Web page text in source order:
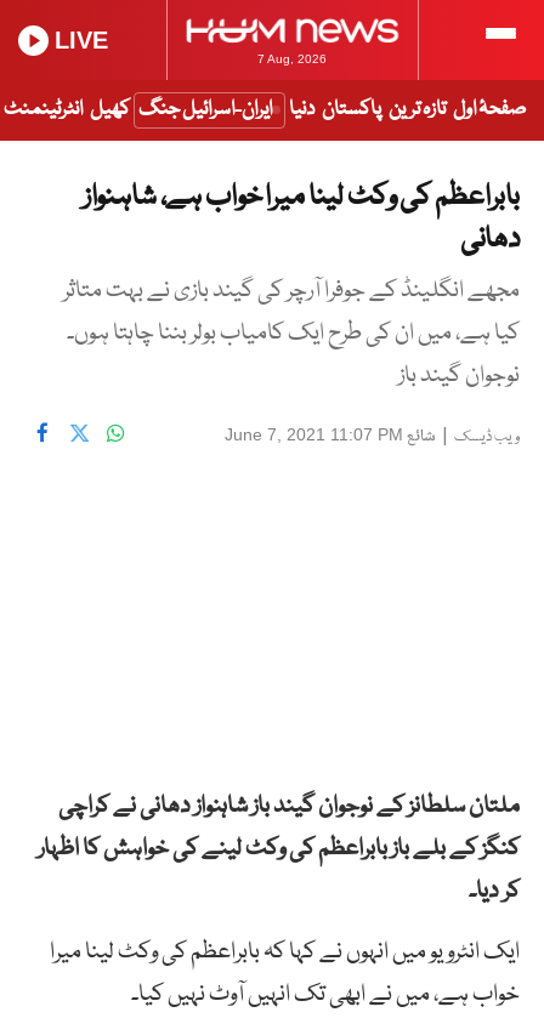
7 Aug, 2026
LIVE
صفحۂ اول تازہ ترین پاکستان دنیا ایران-اسرائیل جنگ کھیل انٹرٹینمنٹ
بابراعظم کی وکٹ لینا میرا خواب ہے، شاہنواز
دھانی
مجھے انگلینڈ کے جوفرا آرچر کی گیند بازی نے بہت متاثر
کیا ہے، میں ان کی طرح ایک کامیاب بولر بننا چاہتا ہوں۔
نوجوان گیند باز
ویب ڈیسک | شائع June 7, 2021 11:07 PM
ملتان سلطانز کے نوجوان گیند باز شاہنواز دھانی نے کراچی
کنگز کے بلے باز بابراعظم کی وکٹ لینے کی خواہش کا اظہار
کر دیا۔
ایک انٹرویو میں انہوں نے کہا کہ بابراعظم کی وکٹ لینا میرا
خواب ہے، میں نے ابھی تک انہیں آوٹ نہیں کیا۔